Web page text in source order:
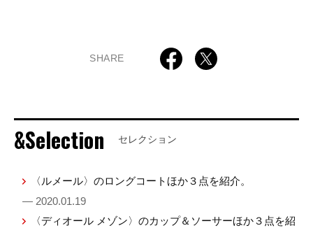
SHARE
&Selection セレクション
〈ルメール〉のロングコートほか３点を紹介。
— 2020.01.19
〈ディオール メゾン〉のカップ＆ソーサーほか３点を紹